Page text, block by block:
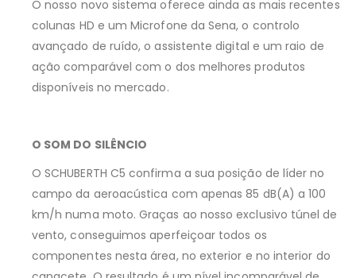
O nosso novo sistema oferece ainda as mais recentes
colunas HD e um Microfone da Sena, o controlo
avançado de ruído, o assistente digital e um raio de
ação comparável com o dos melhores produtos
disponíveis no mercado.
O SOM DO SILÊNCIO
O SCHUBERTH C5 confirma a sua posição de líder no
campo da aeroacústica com apenas 85 dB(A) a 100
km/h numa moto. Graças ao nosso exclusivo túnel de
vento, conseguimos aperfeiçoar todos os
componentes nesta área, no exterior e no interior do